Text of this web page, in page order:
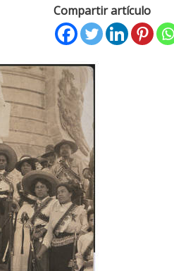
Compartir artículo